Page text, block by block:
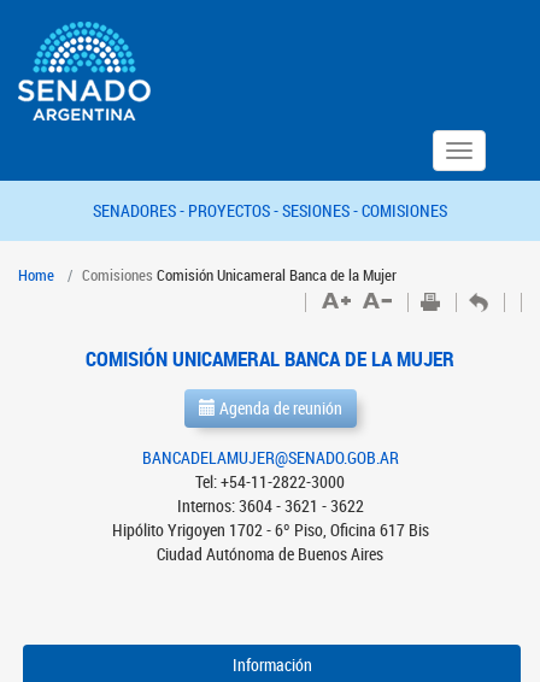
Toggle
navigation
SENADORES - PROYECTOS -SESIONES -COMISIONES
Home Comisiones Comisión Unicameral Banca de la Mujer
COMISIÓN UNICAMERAL BANCA DE LA MUJER
Agenda de reunión
BANCADELAMUJER@SENADO.GOB.AR
Tel: +54-11-2822-3000
Internos: 3604 - 3621 - 3622
Hipólito Yrigoyen 1702 - 6º Piso, Oficina 617 Bis
Ciudad Autónoma de Buenos Aires
Información